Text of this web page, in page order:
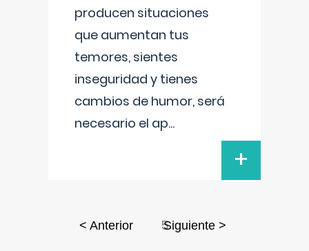
producen situaciones
que aumentan tus
temores, sientes
inseguridad y tienes
cambios de humor, será
necesario el ap...
+
< Anterior 5
Siguiente >